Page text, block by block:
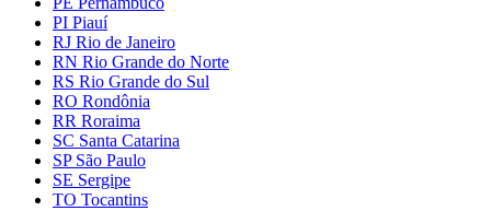
PI Piauí
RJ Rio de Janeiro
RN Rio Grande do Norte
RS Rio Grande do Sul
RO Rondônia
RR Roraima
SC Santa Catarina
SP São Paulo
SE Sergipe
TO Tocantins